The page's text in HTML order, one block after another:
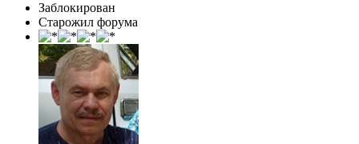
Заблокирован
Старожил форума